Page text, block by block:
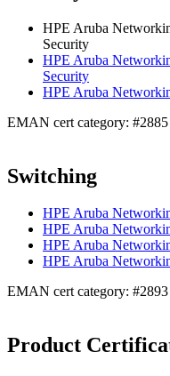
HPE Aruba
Security
HPE Aruba
Security
HPE Aruba
EMAN cert category:
Switching
HPE Aruba
HPE Aruba
HPE Aruba
HPE Aruba
EMAN cert category:
Product